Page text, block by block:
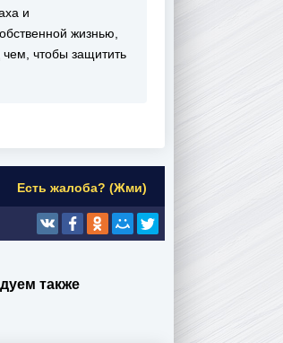
и
жизнью,
чем, чтобы защитить
Есть жалоба? (Жми)
также